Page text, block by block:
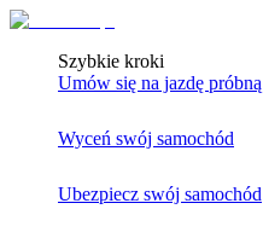
Szybkie kroki
Umów się na jazdę próbną
Wyceń swój samochód
Ubezpiecz swój samochód